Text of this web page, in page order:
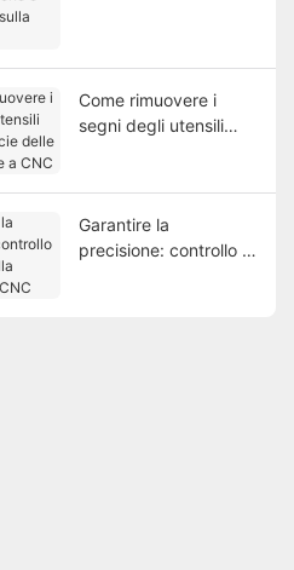
Come rimuovere i
segni degli utensili
Garantire la
precisione: controllo di